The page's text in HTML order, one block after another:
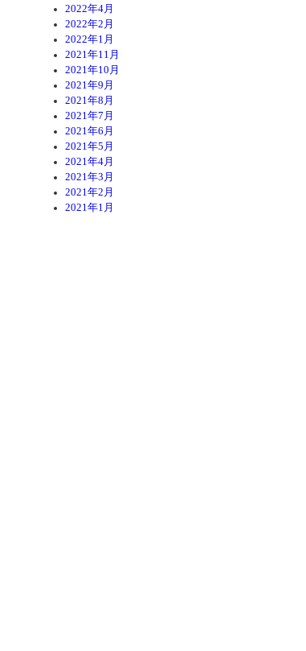
2022年4月
2022年2月
2022年1月
2021年11月
2021年10月
2021年9月
2021年8月
2021年7月
2021年6月
2021年5月
2021年4月
2021年3月
2021年2月
2021年1月